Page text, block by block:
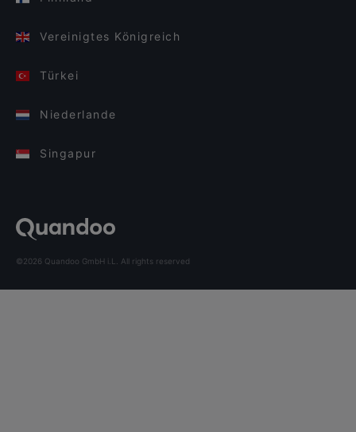
Vereinigtes Königreich
Türkei
Niederlande
Singapur
©2026 Quandoo GmbH i.L. All rights reserved